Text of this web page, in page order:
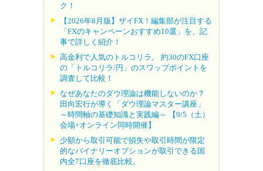
ク！
【2026年8月版】ザイFX！編集部が注目する
「FXのキャンペーンおすすめ10選」を、記
事で詳しく紹介！
高金利で人気のトルコリラ。 約30のFX口座
の「トルコリラ/円」のスワップポイントを
調査して比較！
なぜあなたのダウ理論は機能しないのか？
田向宏行が導く「ダウ理論マスター講座」
～時間軸の基礎知識と実践編～ 【9/5（土）
会場+オンライン同時開催】
少額から取引可能で損失や取引時間が限定
的なバイナリーオプションが取引できる国
内全7口座を徹底比較。